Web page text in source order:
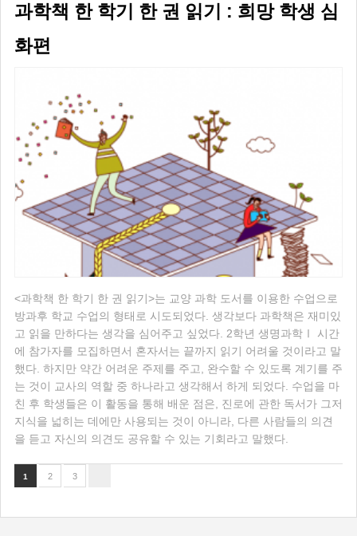
과학책 한 학기 한 권 읽기 : 희망 학생 심
화편
<과학책 한 학기 한 권 읽기>는 교양 과학 도서를 이용한 수업으로
방과후 학교 수업의 형태로 시도되었다. 생각보다 과학책은 재미있
고 읽을 만하다는 생각을 심어주고 싶었다. 2학년 생명과학Ⅰ 시간
에 참가자를 모집하면서 혼자서는 끝까지 읽기 어려울 것이라고 말
했다. 하지만 약간 어려운 주제를 주고, 완수할 수 있도록 계기를 주
는 것이 교사의 역할 중 하나라고 생각해서 하게 되었다. 수업을 마
친 후 학생들은 이 활동을 통해 배운 점은, 진로에 관한 독서가 그저
지식을 넓히는 데에만 사용되는 것이 아니라, 다른 사람들의 의견
을 듣고 자신의 의견도 공유할 수 있는 기회라고 말했다.
1 2 3